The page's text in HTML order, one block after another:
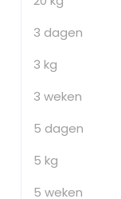
3 dagen
3 kg
3 weken
5 dagen
5 kg
5 weken